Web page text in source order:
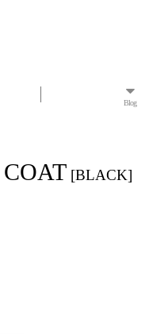
Blog
[BLACK]